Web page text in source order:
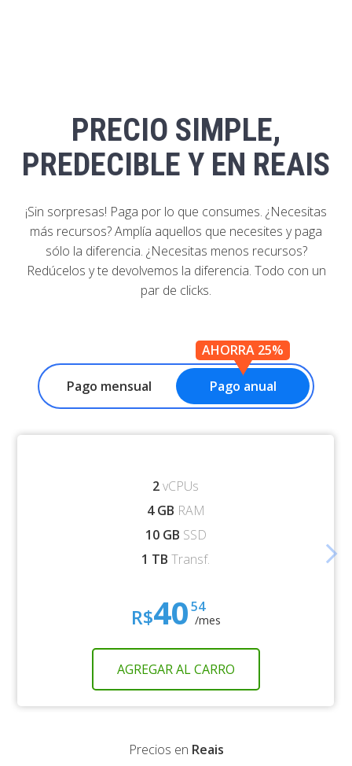
PRECIO SIMPLE,
PREDECIBLE Y EN REAIS
¡Sin sorpresas! Paga por lo que consumes. ¿Necesitas
más recursos? Amplía aquellos que necesites y paga
sólo la diferencia. ¿Necesitas menos recursos?
Redúcelos y te devolvemos la diferencia. Todo con un
par de clicks.
Pago mensual Pago anual
AHORRA 25%
arrow_forward_ios
2vCPUs
4 GB RAM
10 GB SSD
1 TB Transf.
R$4054
/mes
AGREGAR AL CARRO
Precios en Reais